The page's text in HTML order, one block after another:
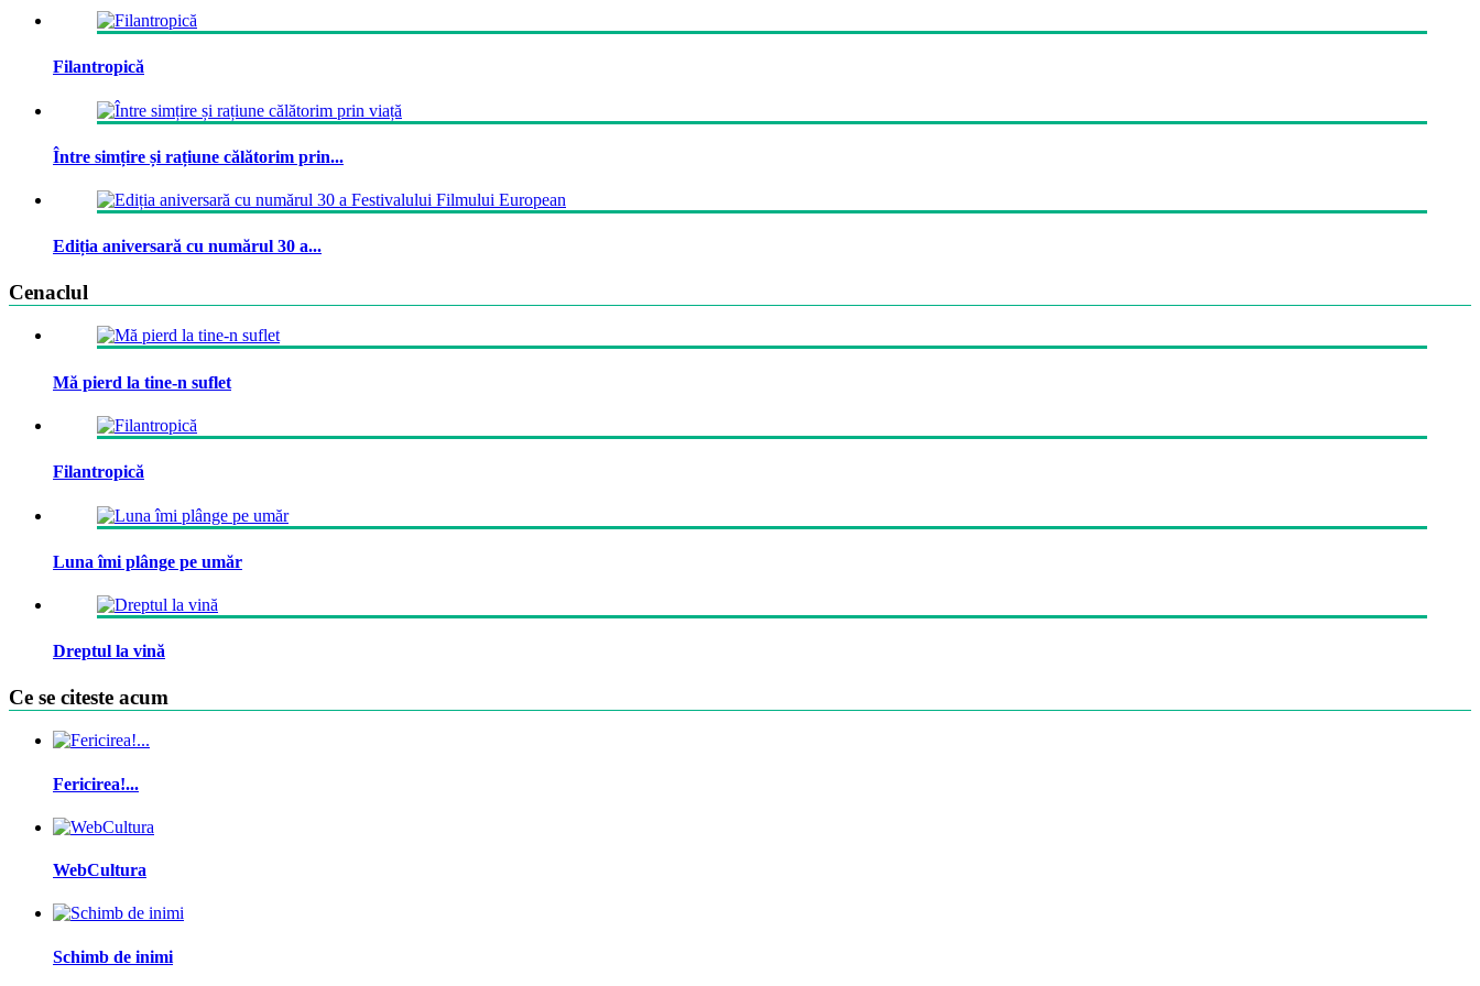
Filantropică
Între simțire și rațiune călătorim prin...
Ediția aniversară cu numărul 30 a...
Cenaclul
Mă pierd la tine-n suflet
Filantropică
Luna îmi plânge pe umăr
Dreptul la vină
Ce se citeste acum
Fericirea!...
WebCultura
Schimb de inimi